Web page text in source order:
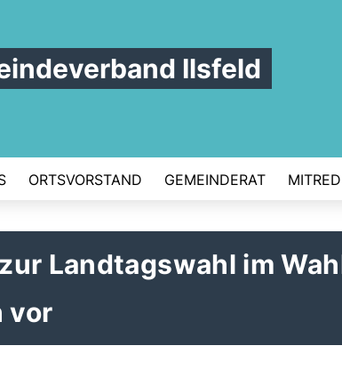
Ilsfeld
ORTSVORSTAND GEMEINDERAT
Landtagswahl im
vor